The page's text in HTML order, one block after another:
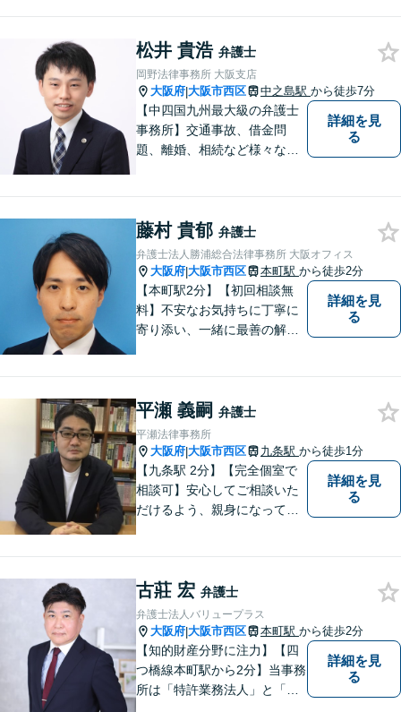
い！
松井 貴浩 弁護士
岡野法律事務所 大阪支店
大阪府|大阪市西区 中之島駅 から徒歩7分
【中四国九州最大級の弁護士
事務所】交通事故、借金問
題、離婚、相続など様々な問
い！
詳細を見
る
藤村 貴郁 弁護士
弁護士法人勝浦総合法律事務所 大阪オフィス
大阪府|大阪市西区 本町駅 から徒歩2分
【本町駅2分】【初回相談無
料】不安なお気持ちに丁寧に
寄り添い、一緒に最善の解決
けるよう、誠実にあなたをサ
ポートいたします。【電話相
談も対応可能】
詳細を見
る
平瀬 義嗣 弁護士
平瀬法律事務所
大阪府|大阪市西区 九条駅 から徒歩1分
【九条駅 2分】【完全個室で
相談可】安心してご相談いた
だけるよう、親身になってお
法律問題は時間の経過ととも
に事態が悪化することが多い
です。 お気軽にご相談くださ
い。
詳細を見
る
古莊 宏 弁護士
弁護士法人バリュープラス
大阪府|大阪市西区 本町駅 から徒歩2分
【知的財産分野に注力】【四
つ橋線本町駅から2分】当事務
所は「特許業務法人」と「弁
詳細を見
る